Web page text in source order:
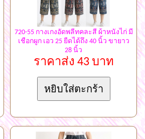
720-55 กางเกงอัดพลีทคละสี ผ้าหนังไก่ มี
เชือกผูก เอว 25 ยืดได้ถึง 40 นิ้ว ขายาว
28 นิ้ว
ราคาส่ง 43 บาท